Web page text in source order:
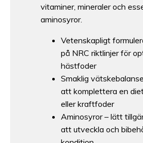
vitaminer, mineraler och
aminosyror.
Vetenskapligt
på NRC riktlinjer för
hästfoder
Smaklig
att komplettera en
eller kraftfoder
Aminosyror – lätt
att utveckla och